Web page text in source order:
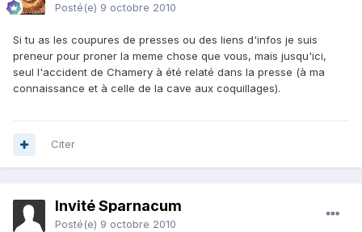
Posté(e) 9 octobre 2010
Si tu as les coupures de presses ou des liens d'infos je suis
preneur pour proner la meme chose que vous, mais jusqu'ici,
seul l'accident de Chamery à été relaté dans la presse (à ma
connaissance et à celle de la cave aux coquillages).
Citer
Invité Sparnacum
Posté(e) 9 octobre 2010